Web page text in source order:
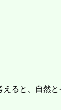
ると、自然